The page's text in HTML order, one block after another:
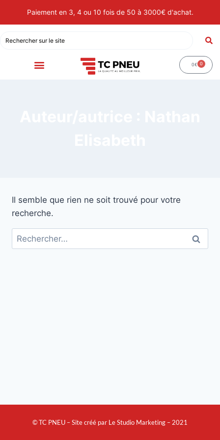
Paiement en 3, 4 ou 10 fois de 50 à 3000€ d'achat.
0€ 0
Il semble que rien ne soit trouvé pour votre
recherche.
© TC PNEU – Site créé par Le Studio Marketing – 2021